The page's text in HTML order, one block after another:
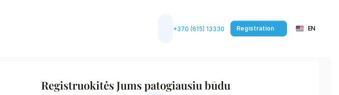
+370 (615) 13330 Registration
Select Language
EN
Registruokitės Jums patogiausiu būdu